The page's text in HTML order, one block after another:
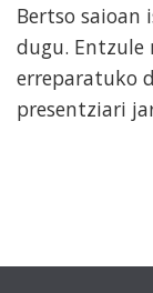
Bertso
dugu. Entzule
erreparatuko
presentziari